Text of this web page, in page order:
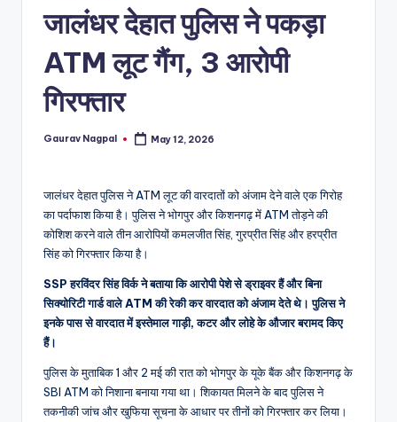
m
जालंधर देहात पुलिस ने पकड़ा
ATM लूट गैंग, 3 आरोपी
गिरफ्तार
Posted
Gaurav Nagpal May 12, 2026
जालंधर देहात पुलिस ने ATM लूट की वारदातों को अंजाम देने वाले एक गिरोह
का पर्दाफाश किया है। पुलिस ने भोगपुर और किशनगढ़ में ATM तोड़ने की
कोशिश करने वाले तीन आरोपियों कमलजीत सिंह, गुरप्रीत सिंह और हरप्रीत
सिंह को गिरफ्तार किया है।
SSP हरविंदर सिंह विर्क ने बताया कि आरोपी पेशे से ड्राइवर हैं और बिना
सिक्योरिटी गार्ड वाले ATM की रेकी कर वारदात को अंजाम देते थे। पुलिस ने
इनके पास से वारदात में इस्तेमाल गाड़ी, कटर और लोहे के औजार बरामद किए
हैं।
पुलिस के मुताबिक 1 और 2 मई की रात को भोगपुर के यूके बैंक और किशनगढ़ के
SBI ATM को निशाना बनाया गया था। शिकायत मिलने के बाद पुलिस ने
तकनीकी जांच और खुफिया सूचना के आधार पर तीनों को गिरफ्तार कर लिया।